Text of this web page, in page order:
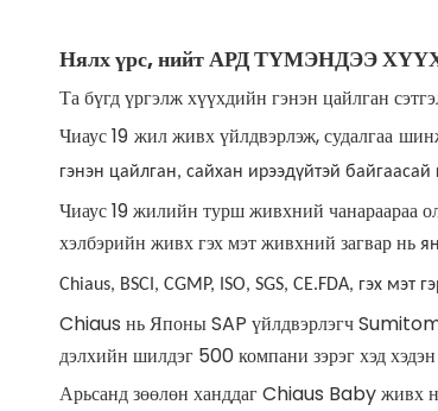
Нялх үрс, нийт АРД ТҮМЭНДЭЭ
Та бүгд үргэлж хүүхдийн гэнэн цайлган
Чиаус 19 жил живх үйлдвэрлэж, судалгаа
гэнэн цайлган, сайхан ирээдүйтэй байгаасай
Чиаус 19 жилийн турш живхний чанараараа
хэлбэрийн живх гэх мэт живхний загвар нь
Chiaus, BSCI, CGMP, ISO, SGS, CE.FDA, гэх мэт
Chiaus нь Японы SAP үйлдвэрлэгч
дэлхийн шилдэг 500 компани зэрэг хэд
Арьсанд зөөлөн ханддаг Chiaus Baby живх нь